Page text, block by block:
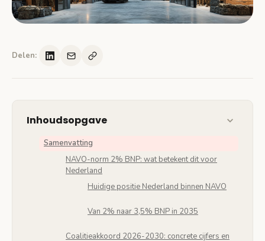
Delen:
Inhoudsopgave
Samenvatting
NAVO-norm 2% BNP: wat betekent dit voor
Nederland
Huidige positie Nederland binnen NAVO
Van 2% naar 3,5% BNP in 2035
Coalitieakkoord 2026-2030: concrete cijfers en